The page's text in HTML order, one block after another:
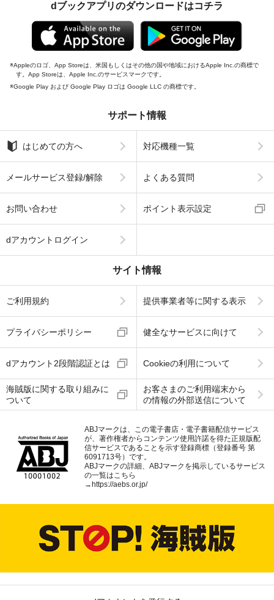
dブックアプリのダウンロードはコチラ
Appleのロゴ、App Storeは、米国もしくはその他の国や地域におけるApple Inc.の商標で
す。App Storeは、Apple Inc.のサービスマークです。
Google Play および Google Play ロゴは Google LLC の商標です。
サポート情報
はじめての方へ 対応機種一覧
メールサービス登録/解除 よくある質問
お問い合わせ ポイント表示設定
dアカウントログイン
サイト情報
ご利用規約 提供事業者等に関する表示
プライバシーポリシー 健全なサービスに向けて
dアカウント2段階認証とは Cookieの利用について
海賊版に関する取り組みに
ついて
お客さまのご利用端末から
の情報の外部送信について
ABJマークは、この電子書店・電子書籍配信サービス
が、著作権者からコンテンツ使用許諾を得た正規版配
信サービスであることを示す登録商標（登録番号 第
6091713号）です。
ABJマークの詳細、ABJマークを掲示しているサービス
の一覧はこちら
→ https://aebs.or.jp/